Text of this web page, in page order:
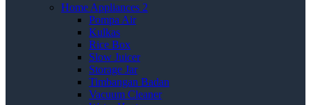
Home Appliances 2
Pompa Air
Kulkas
Rice Box
Slow Juicer
Storage Jar
Timbangan Badan
Vacuum Cleaner